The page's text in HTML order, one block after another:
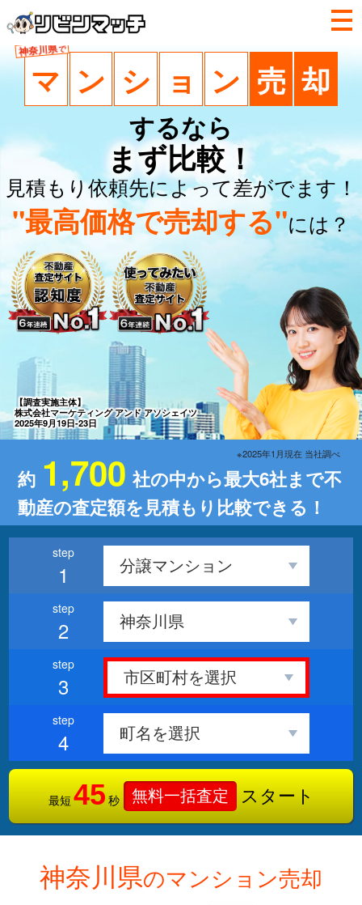
神奈川県で
マ ン シ ョ ン 売 却
するなら
まず比較！
見積もり依頼先によって差がでます！
"最高価格で売却する"には？
【調査実施主体】
株式会社マーケティング アンド アソシェイツ
2025年9月19日-23日
約 1,700 社の中から最大6社まで不
動産の査定額を見積もり比較できる！
※2025年1月現在 当社調べ
1
2
3
4
最短 45 秒 無料一括査定 スタート
神奈川県のマンション売却